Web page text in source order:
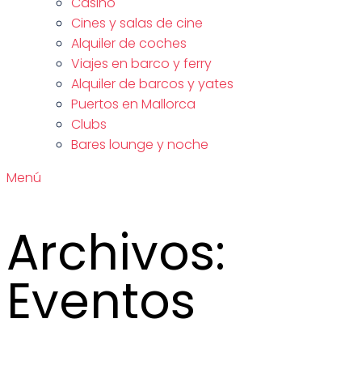
Cines y salas de cine
Alquiler de coches
Viajes en barco y ferry
Alquiler de barcos y yates
Puertos en Mallorca
Clubs
Bares lounge y noche
Menú
Archivos:
Eventos